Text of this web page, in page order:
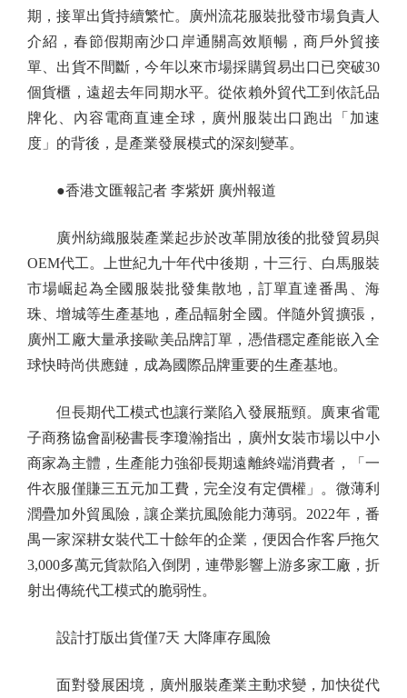
期，接單出貨持續繁忙。廣州流花服裝批發市場負責人
介紹，春節假期南沙口岸通關高效順暢，商戶外貿接
單、出貨不間斷，今年以來市場採購貿易出口已突破30
個貨櫃，遠超去年同期水平。從依賴外貿代工到依託品
牌化、內容電商直連全球，廣州服裝出口跑出「加速
度」的背後，是產業發展模式的深刻變革。
●香港文匯報記者 李紫妍 廣州報道
廣州紡織服裝產業起步於改革開放後的批發貿易與
OEM代工。上世紀九十年代中後期，十三行、白馬服裝
市場崛起為全國服裝批發集散地，訂單直達番禺、海
珠、增城等生產基地，產品輻射全國。伴隨外貿擴張，
廣州工廠大量承接歐美品牌訂單，憑借穩定產能嵌入全
球快時尚供應鏈，成為國際品牌重要的生產基地。
但長期代工模式也讓行業陷入發展瓶頸。廣東省電
子商務協會副秘書長李瓊瀚指出，廣州女裝市場以中小
商家為主體，生產能力強卻長期遠離終端消費者，「一
件衣服僅賺三五元加工費，完全沒有定價權」。微薄利
潤疊加外貿風險，讓企業抗風險能力薄弱。2022年，番
禺一家深耕女裝代工十餘年的企業，便因合作客戶拖欠
3,000多萬元貨款陷入倒閉，連帶影響上游多家工廠，折
射出傳統代工模式的脆弱性。
設計打版出貨僅7天 大降庫存風險
面對發展困境，廣州服裝產業主動求變，加快從代